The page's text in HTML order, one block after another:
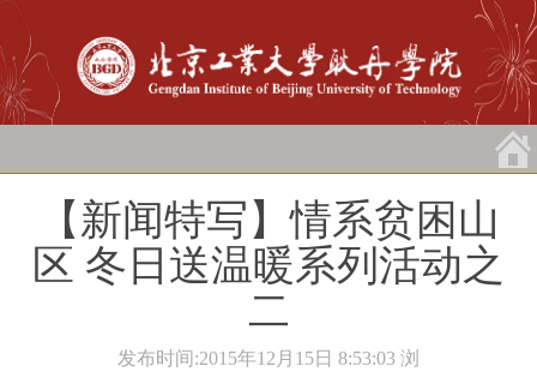
【新闻特写】情系贫困山
区 冬日送温暖系列活动之
二
发布时间:2015年12月15日 8:53:03 浏